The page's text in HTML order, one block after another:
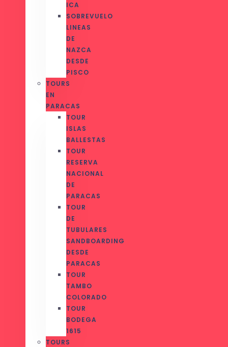
ICA
SOBREVUELO
LINEAS
DE
NAZCA
DESDE
PISCO
TOURS
EN
PARACAS
TOUR
ISLAS
BALLESTAS
TOUR
RESERVA
NACIONAL
DE
PARACAS
TOUR
DE
TUBULARES
SANDBOARDING
DESDE
PARACAS
TOUR
TAMBO
COLORADO
TOUR
BODEGA
1615
TOURS